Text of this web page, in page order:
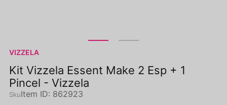
VIZZELA
Kit Vizzela Essent Make 2 Esp + 1
Pincel - Vizzela
Item ID: 862923